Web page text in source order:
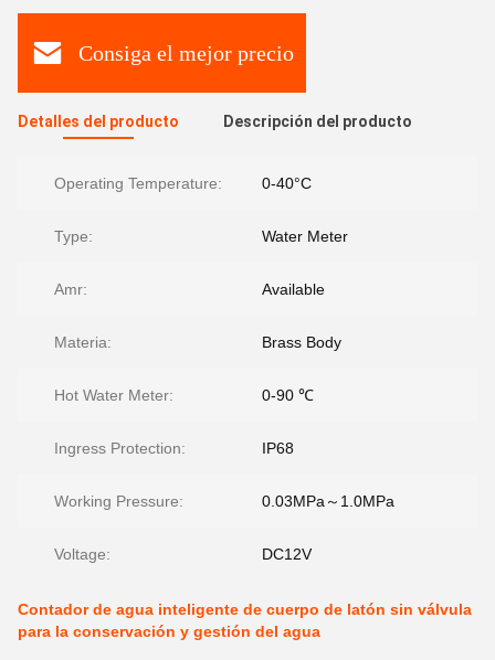
Consiga el mejor precio
Detalles del producto Descripción del producto
Operating Temperature: 0-40°C
Type: Water Meter
Amr: Available
Materia: Brass Body
Hot Water Meter: 0-90 ℃
Ingress Protection: IP68
Working Pressure: 0.03MPa～1.0MPa
Voltage: DC12V
Contador de agua inteligente de cuerpo de latón sin válvula
para la conservación y gestión del agua